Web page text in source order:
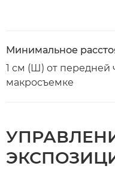
Минимальное
1 см (Ш) от передней
макросъемке